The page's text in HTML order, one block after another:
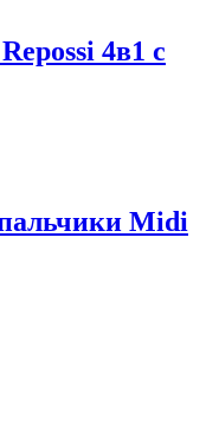
4в1 с
Midi